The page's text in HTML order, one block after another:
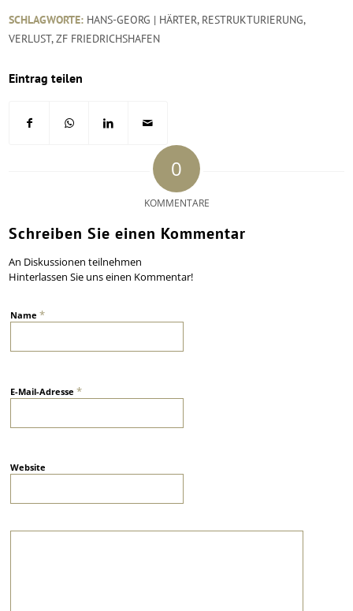
SCHLAGWORTE: HANS-GEORG | HÄRTER, RESTRUKTURIERUNG,
VERLUST,ZF FRIEDRICHSHAFEN
Eintrag teilen
0
KOMMENTARE
Schreiben Sie einen Kommentar
An Diskussionen teilnehmen
Hinterlassen Sie uns einen Kommentar!
Name*
E-Mail-Adresse*
Website